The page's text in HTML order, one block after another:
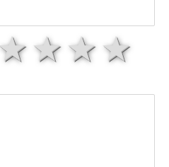
4
3
звезди
1 звезда